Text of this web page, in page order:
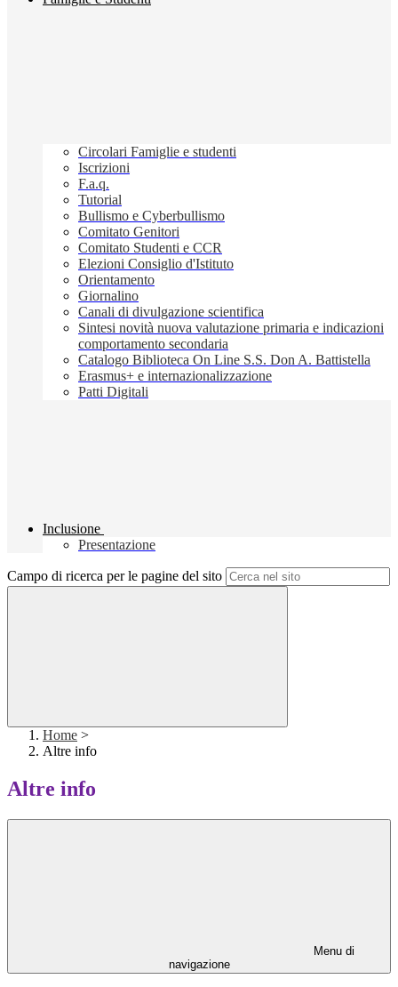
Circolari Famiglie e studenti
Iscrizioni
F.a.q.
Tutorial
Bullismo e Cyberbullismo
Comitato Genitori
Comitato Studenti e CCR
Elezioni Consiglio d'Istituto
Orientamento
Giornalino
Canali di divulgazione scientifica
Sintesi novità nuova valutazione primaria e indicazioni
comportamento secondaria
Catalogo Biblioteca On Line S.S. Don A. Battistella
Erasmus+ e internazionalizzazione
Patti Digitali
Inclusione
Presentazione
Campo di ricerca per le pagine del sito
Home >
Altre info
Altre info
Menu di
navigazione